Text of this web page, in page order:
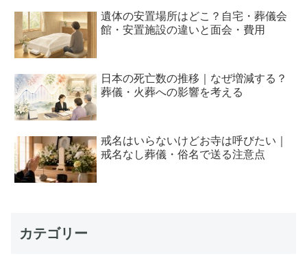
遺体の安置場所はどこ？自宅・葬儀会
館・安置施設の違いと面会・費用
日本の死亡数の推移｜なぜ増減する？
葬儀・火葬への影響を考える
戒名はいらないけどお寺は呼びたい｜
戒名なし葬儀・俗名で送る注意点
カテゴリー